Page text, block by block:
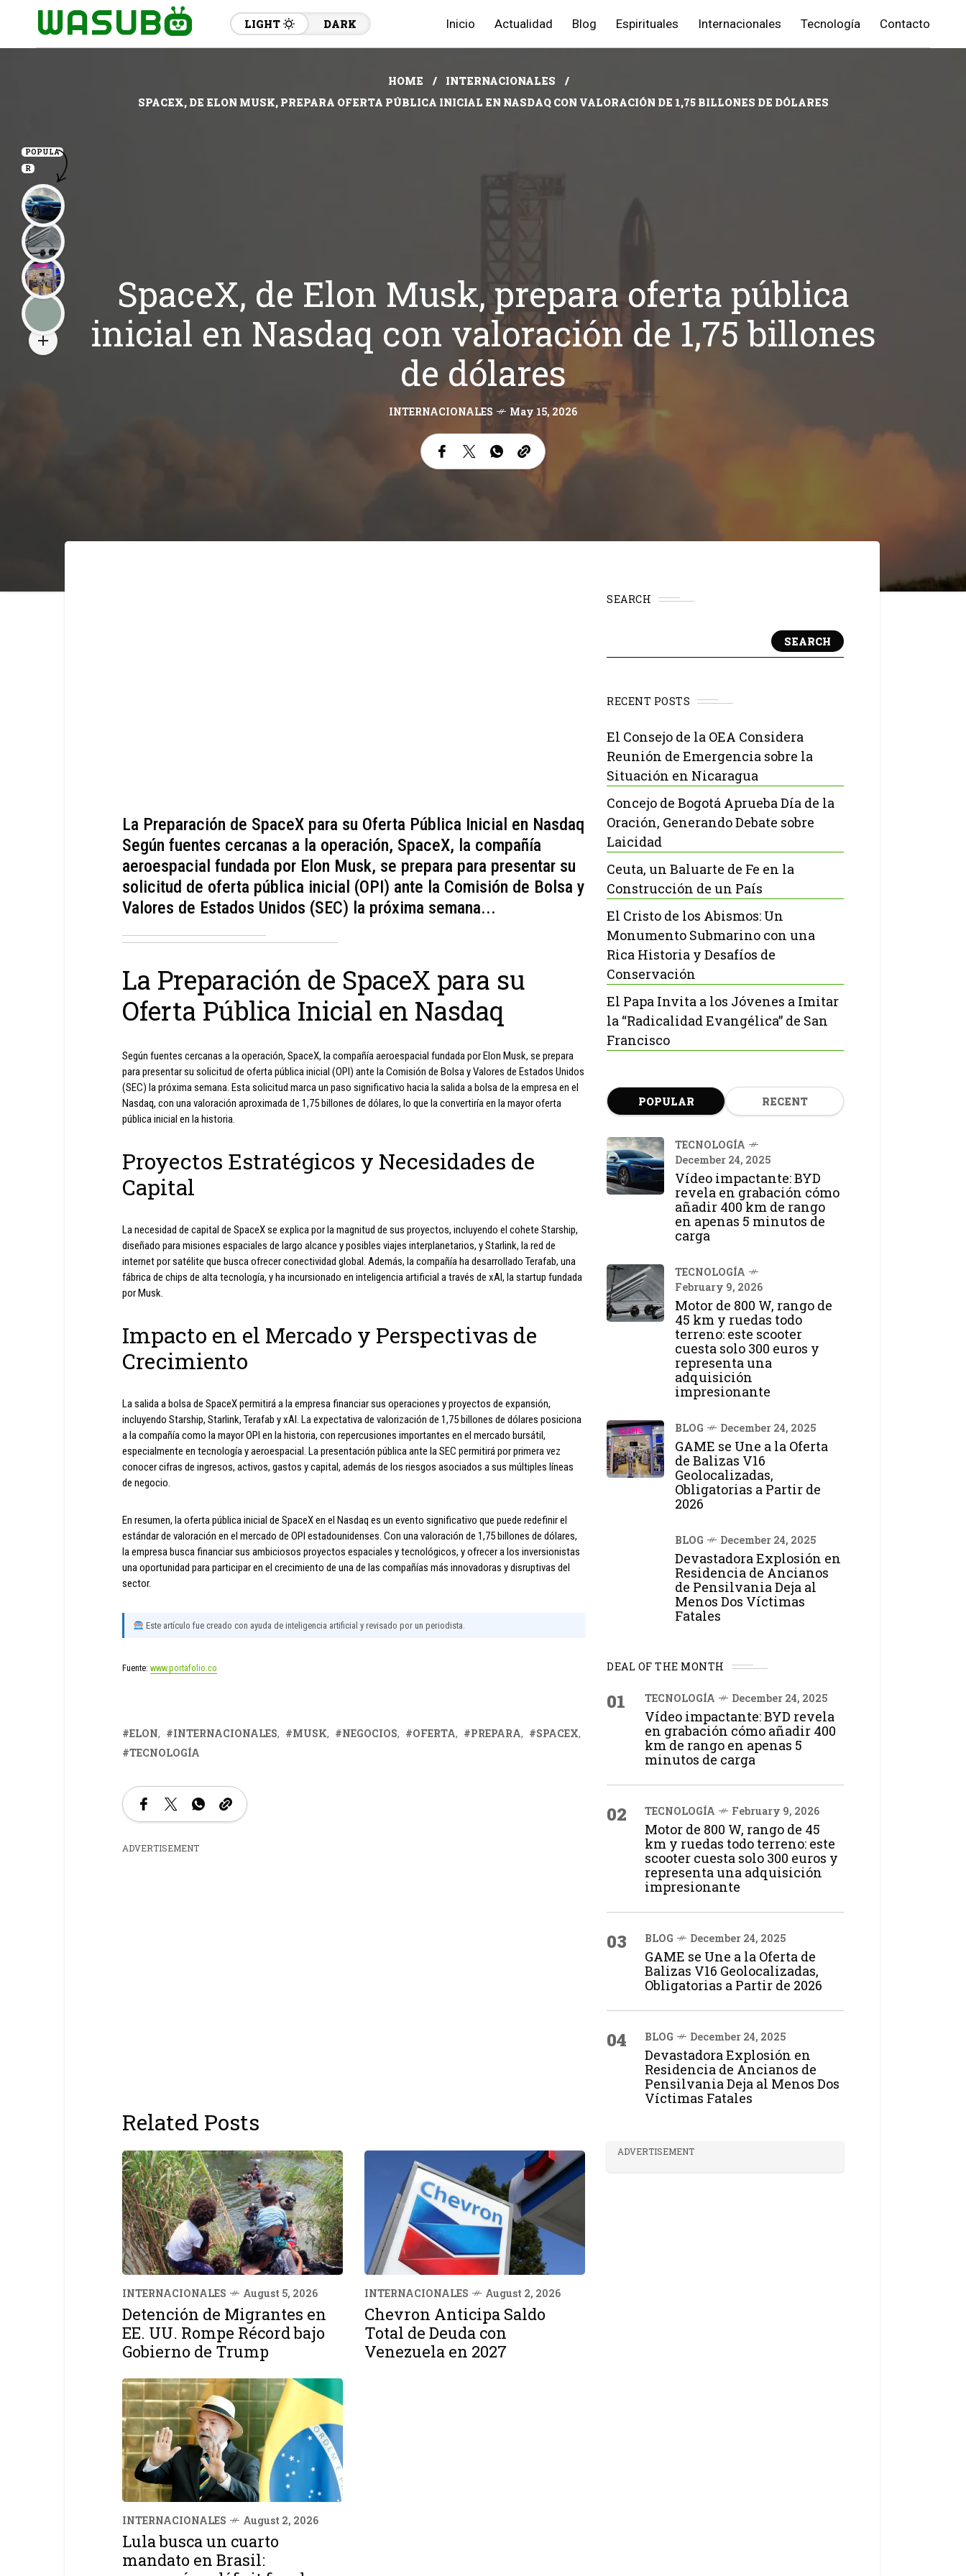
LIGHT DARK Inicio Actualidad Blog Espirituales Internacionales Tecnología Contacto
HOME
INTERNACIONALES
SPACEX, DE ELON MUSK, PREPARA OFERTA PÚBLICA INICIAL EN NASDAQ CON VALORACIÓN DE 1,75 BILLONES DE DÓLARES
SpaceX, de Elon Musk, prepara oferta pública
inicial en Nasdaq con valoración de 1,75 billones
de dólares
INTERNACIONALES May 15, 2026
La Preparación de SpaceX para su Oferta Pública Inicial en Nasdaq
Según fuentes cercanas a la operación, SpaceX, la compañía
aeroespacial fundada por Elon Musk, se prepara para presentar su
solicitud de oferta pública inicial (OPI) ante la Comisión de Bolsa y
Valores de Estados Unidos (SEC) la próxima semana...
La Preparación de SpaceX para su
Oferta Pública Inicial en Nasdaq
Según fuentes cercanas a la operación, SpaceX, la compañía aeroespacial fundada por Elon Musk, se prepara
para presentar su solicitud de oferta pública inicial (OPI) ante la Comisión de Bolsa y Valores de Estados Unidos
(SEC) la próxima semana. Esta solicitud marca un paso significativo hacia la salida a bolsa de la empresa en el
Nasdaq, con una valoración aproximada de 1,75 billones de dólares, lo que la convertiría en la mayor oferta
pública inicial en la historia.
Proyectos Estratégicos y Necesidades de
Capital
La necesidad de capital de SpaceX se explica por la magnitud de sus proyectos, incluyendo el cohete Starship,
diseñado para misiones espaciales de largo alcance y posibles viajes interplanetarios, y Starlink, la red de
internet por satélite que busca ofrecer conectividad global. Además, la compañía ha desarrollado Terafab, una
fábrica de chips de alta tecnología, y ha incursionado en inteligencia artificial a través de xAI, la startup fundada
por Musk.
Impacto en el Mercado y Perspectivas de
Crecimiento
La salida a bolsa de SpaceX permitirá a la empresa financiar sus operaciones y proyectos de expansión,
incluyendo Starship, Starlink, Terafab y xAI. La expectativa de valorización de 1,75 billones de dólares posiciona
a la compañía como la mayor OPI en la historia, con repercusiones importantes en el mercado bursátil,
especialmente en tecnología y aeroespacial. La presentación pública ante la SEC permitirá por primera vez
conocer cifras de ingresos, activos, gastos y capital, además de los riesgos asociados a sus múltiples líneas
de negocio.
En resumen, la oferta pública inicial de SpaceX en el Nasdaq es un evento significativo que puede redefinir el
estándar de valoración en el mercado de OPI estadounidenses. Con una valoración de 1,75 billones de dólares,
la empresa busca financiar sus ambiciosos proyectos espaciales y tecnológicos, y ofrecer a los inversionistas
una oportunidad para participar en el crecimiento de una de las compañías más innovadoras y disruptivas del
sector.
Este artículo fue creado con ayuda de inteligencia artificial y revisado por un periodista.
Fuente: www.portafolio.co
ELON INTERNACIONALES MUSK NEGOCIOS OFERTA PREPARA
SPACEX
TECNOLOGÍA
ADVERTISEMENT
Related Posts
INTERNACIONALES August 5, 2026
Detención de Migrantes en
EE. UU. Rompe Récord bajo
Gobierno de Trump
INTERNACIONALES August 2, 2026
Chevron Anticipa Saldo
Total de Deuda con
Venezuela en 2027
INTERNACIONALES August 2, 2026
Lula busca un cuarto
mandato en Brasil:
SEARCH
SEARCH
RECENT POSTS
El Consejo de la OEA Considera
Reunión de Emergencia sobre la
Situación en Nicaragua
Concejo de Bogotá Aprueba Día de la
Oración, Generando Debate sobre
Laicidad
Ceuta, un Baluarte de Fe en la
Construcción de un País
El Cristo de los Abismos: Un
Monumento Submarino con una
Rica Historia y Desafíos de
Conservación
El Papa Invita a los Jóvenes a Imitar
la “Radicalidad Evangélica” de San
Francisco
POPULAR RECENT
TECNOLOGÍA
December 24, 2025
Vídeo impactante: BYD
revela en grabación cómo
añadir 400 km de rango
en apenas 5 minutos de
carga
TECNOLOGÍA
February 9, 2026
Motor de 800 W, rango de
45 km y ruedas todo
terreno: este scooter
cuesta solo 300 euros y
representa una
adquisición
impresionante
BLOG December 24, 2025
GAME se Une a la Oferta
de Balizas V16
Geolocalizadas,
Obligatorias a Partir de
2026
BLOG December 24, 2025
Devastadora Explosión en
Residencia de Ancianos
de Pensilvania Deja al
Menos Dos Víctimas
Fatales
DEAL OF THE MONTH
01 TECNOLOGÍA December 24, 2025
Vídeo impactante: BYD revela
en grabación cómo añadir 400
km de rango en apenas 5
minutos de carga
02 TECNOLOGÍA February 9, 2026
Motor de 800 W, rango de 45
km y ruedas todo terreno: este
scooter cuesta solo 300 euros y
representa una adquisición
impresionante
03 BLOG December 24, 2025
GAME se Une a la Oferta de
Balizas V16 Geolocalizadas,
Obligatorias a Partir de 2026
04 BLOG December 24, 2025
Devastadora Explosión en
Residencia de Ancianos de
Pensilvania Deja al Menos Dos
Víctimas Fatales
ADVERTISEMENT
POPULA
R